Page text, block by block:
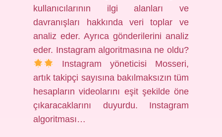
kullanıcılarının ilgi alanları ve
davranışları hakkında veri toplar ve
analiz eder. Ayrıca gönderilerini analiz
eder. Instagram algoritmasına ne oldu?
Instagram yöneticisi Mosseri,
artık takipçi sayısına bakılmaksızın tüm
hesapların videolarını eşit şekilde öne
çıkaracaklarını duyurdu. Instagram
algoritması…